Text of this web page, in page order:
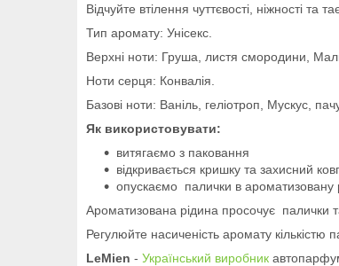
Відчуйте втілення чуттєвості, ніжності
Тип аромату: Унісекс.
Верхні ноти: Груша, листя смородини,
Ноти серця: Конвалія.
Базові ноти: Ваніль, геліотроп, Мускус,
Як використовувати:
витягаємо з паковання
відкривається кришку та захисний
опускаємо палички в ароматизовану
Ароматизована рідина просочує
Регулюйте насиченість аромату кількістю
LeMien - Український виробник